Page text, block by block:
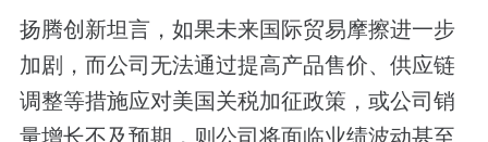
扬腾创新坦言，如果未来国际贸易摩擦进一步
加剧，而公司无法通过提高产品售价、供应链
调整等措施应对美国关税加征政策，或公司销
量增长不及预期，则公司将面临业绩波动甚至